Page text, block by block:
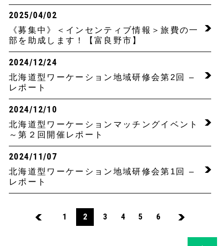
2025/04/02
《募集中》＜インセンティブ情報＞旅費の一
部を助成します！【富良野市】
2024/12/24
北海道型ワーケーション地域研修会第2回 –
レポート
2024/12/10
北海道型ワーケーションマッチングイベント
～第２回開催レポート
2024/11/07
北海道型ワーケーション地域研修会第1回 –
レポート
1 2 3 4 5 6